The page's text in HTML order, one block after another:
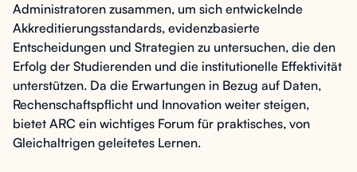
Administratoren zusammen, um sich entwickelnde
Akkreditierungsstandards, evidenzbasierte
Entscheidungen und Strategien zu untersuchen, die den
Erfolg der Studierenden und die institutionelle Effektivität
unterstützen. Da die Erwartungen in Bezug auf Daten,
Rechenschaftspflicht und Innovation weiter steigen,
bietet ARC ein wichtiges Forum für praktisches, von
Gleichaltrigen geleitetes Lernen.